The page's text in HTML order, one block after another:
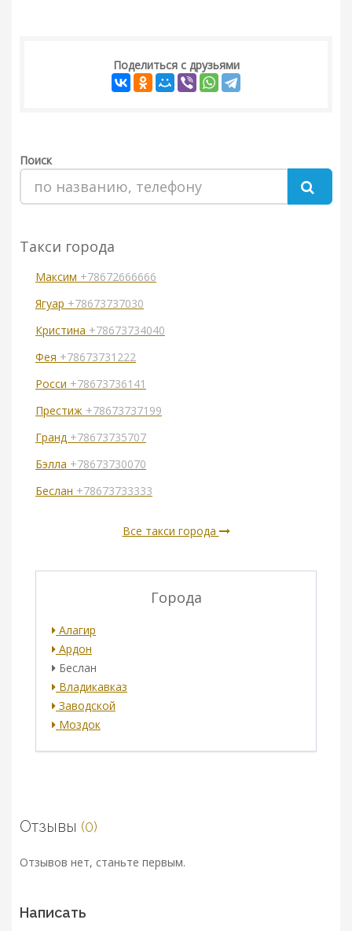
Поделиться с друзьями
Поиск
Такси города
Максим +78672666666
Ягуар +78673737030
Кристина +78673734040
Фея +78673731222
Росси +78673736141
Престиж +78673737199
Гранд +78673735707
Бэлла +78673730070
Беслан +78673733333
Все такси города
Города
Алагир
Ардон
Беслан
Владикавказ
Заводской
Моздок
Отзывы (0)
Отзывов нет, станьте первым.
Написать